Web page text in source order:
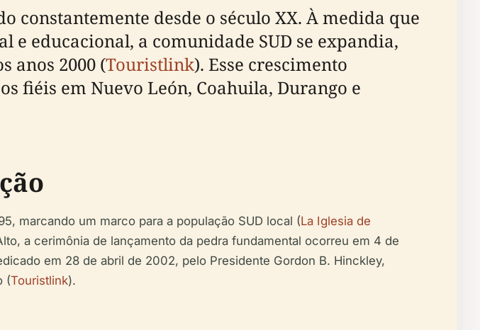
constantemente desde o século XX. À medida que
educacional, a comunidade SUD se expandia,
anos 2000 (Touristlink). Esse crescimento
fiéis em Nuevo León, Coahuila, Durango e
marcando um marco para a população SUD local (La Iglesia de
a cerimônia de lançamento da pedra fundamental ocorreu em 4 de
em 28 de abril de 2002, pelo Presidente Gordon B. Hinckley,
(Touristlink).